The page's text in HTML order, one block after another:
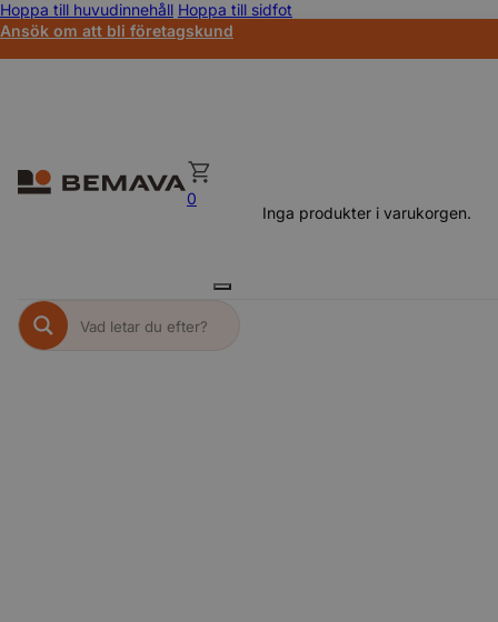
Hoppa till huvudinnehåll Hoppa till sidfot
Ansök om att bli företagskund
0
Inga produkter i varukorgen.